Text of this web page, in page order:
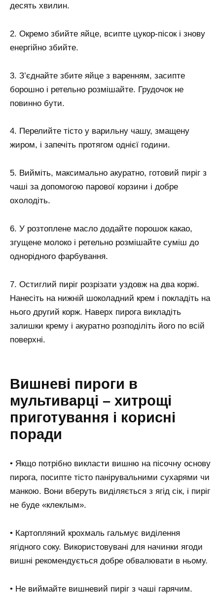
десять хвилин.
2. Окремо збийте яйце, всипте цукор-пісок і знову
енергійно збийте.
3. З’єднайте збите яйце з варенням, засипте
борошно і ретельно розмішайте. Грудочок не
повинно бути.
4. Перелийте тісто у варильну чашу, змащену
жиром, і запечіть протягом однієї години.
5. Вийміть, максимально акуратно, готовий пиріг з
чаші за допомогою парової корзини і добре
охолодіть.
6. У розтоплене масло додайте порошок какао,
згущене молоко і ретельно розмішайте суміш до
однорідного фарбування.
7. Остиглий пиріг розрізати уздовж на два коржі.
Нанесіть на нижній шоколадний крем і покладіть на
нього другий корж. Наверх пирога викладіть
залишки крему і акуратно розподіліть його по всій
поверхні.
Вишневі пироги в
мультиварці – хитрощі
приготування і корисні
поради
• Якщо потрібно викласти вишню на пісочну основу
пирога, посипте тісто панірувальними сухарями чи
манкою. Вони вберуть виділяється з ягід сік, і пиріг
не буде «клеклым».
• Картопляний крохмаль гальмує виділення
ягідного соку. Використовувані для начинки ягоди
вишні рекомендується добре обвалювати в ньому.
• Не виймайте вишневий пиріг з чаші гарячим.